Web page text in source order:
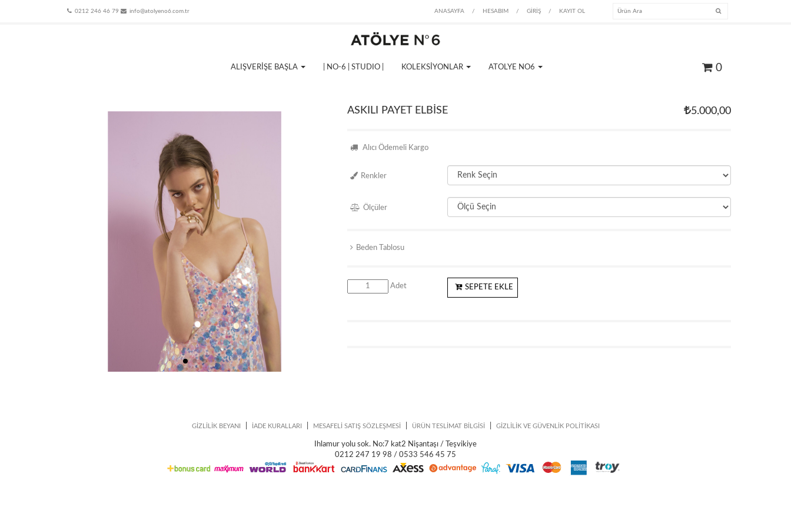
0212 246 46 79 info@atolyeno6.com.tr ANASAYFA / HESABIM / GİRİŞ / KAYIT OL
ALIŞVERİŞE BAŞLA | NO-6 | STUDIO | KOLEKSİYONLAR ATOLYE NO6 0
ASKILI PAYET ELBİSE 5.000,00
Alıcı Ödemeli Kargo
Renkler
Ölçüler
Beden Tablosu
Adet SEPETE EKLE
GİZLİLİK BEYANI İADE KURALLARI MESAFELİ SATIŞ SÖZLEŞMESİ ÜRÜN TESLİMAT BİLGİSİ GİZLİLİK VE GÜVENLİK POLİTİKASI
Ihlamur yolu sok. No:7 kat2 Nişantaşı / Teşvikiye
0212 247 19 98 / 0533 546 45 75